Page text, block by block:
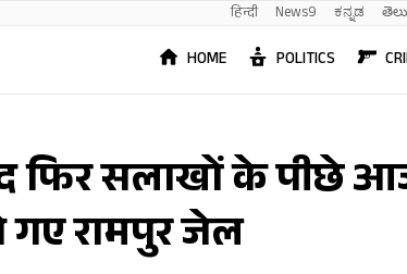
हिन्दी News9 ಕನ್ನಡ
HOME POLITICS
फिर सलाखों के पीछे
रामपुर जेल